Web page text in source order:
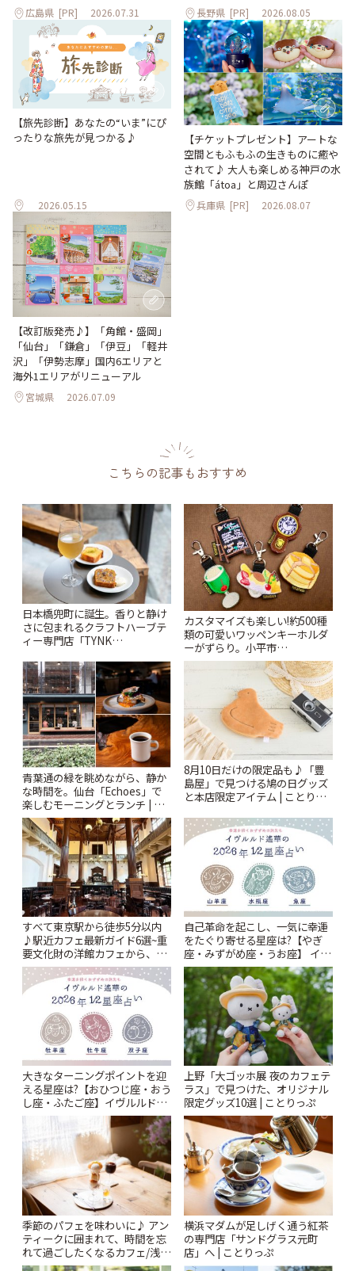
広島県 [PR] 2026.07.31 長野県 [PR] 2026.08.05
【旅先診断】あなたの“いま”にぴ
ったりな旅先が見つかる♪
2026.05.15
【チケットプレゼント】アートな
空間ともふもふの生きものに癒や
されて♪ 大人も楽しめる神戸の水
族館「átoa」と周辺さんぽ
兵庫県 [PR] 2026.08.07
【改訂版発売♪】「角館・盛岡」
「仙台」「鎌倉」「伊豆」「軽井
沢」「伊勢志摩」国内6エリアと
海外1エリアがリニューアル
宮城県 2026.07.09
こちらの記事もおすすめ
日本橋兜町に誕生。香りと静け
さに包まれるクラフトハーブテ
ィー専門店「TYNK
カスタマイズも楽しい!約500種
類の可愛いワッペンキーホルダ
ーがずらり。小平市
「Kimamaya T&K」 | ことりっ
青葉通の緑を眺めながら、静か
な時間を。仙台「Echoes」で
楽しむモーニングとランチ | こ
とりっぷ
8月10日だけの限定品も♪「豊
島屋」で見つける鳩の日グッズ
と本店限定アイテム | ことりっ
すべて東京駅から徒歩5分以内
♪駅近カフェ最新ガイド6選~重
要文化財の洋館カフェから、改
札すぐのレトロ喫茶まで~ | こと
りっぷ
自己革命を起こし、一気に幸運
をたぐり寄せる星座は?【やぎ
座・みずがめ座・うお座】 イヴ
ルルド遙華2026年 夏の運勢
~Summer~ | ことりっぷ
大きなターニングポイントを迎
える星座は?【おひつじ座・おう
し座・ふたご座】イヴルルド遙
華2026年 夏の運勢~Summer~ |
上野「大ゴッホ展 夜のカフェテ
ラス」で見つけた、オリジナル
限定グッズ10選 | ことりっぷ
季節のパフェを味わいに♪ アン
ティークに囲まれて、時間を忘
れて過ごしたくなるカフェ/浅草
「annorum cafe」 | ことりっぷ
横浜マダムが足しげく通う紅茶
の専門店「サンドグラス元町
店」へ | ことりっぷ